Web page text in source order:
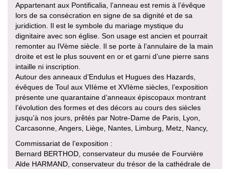
Appartenant aux Pontificalia, l’anneau est remis à l’évêque
lors de sa consécration en signe de sa dignité et de sa
juridiction. Il est le symbole du mariage mystique du
dignitaire avec son église. Son usage est ancien et pourrait
remonter au IVème siècle. Il se porte à l’annulaire de la main
droite et est le plus souvent en or et garni d’une pierre sans
intaille ni inscription.
Autour des anneaux d’Endulus et Hugues des Hazards,
évêques de Toul aux VIIème et XVIème siècles, l’exposition
présente une quarantaine d’anneaux épiscopaux montrant
l’évolution des formes et des décors au cours des siècles
jusqu’à nos jours, prêtés par Notre-Dame de Paris, Lyon,
Carcasonne, Angers, Liège, Nantes, Limburg, Metz, Nancy,
Commissariat de l’exposition :
Bernard BERTHOD, conservateur du musée de Fourvière
Alde HARMAND, conservateur du trésor de la cathédrale de